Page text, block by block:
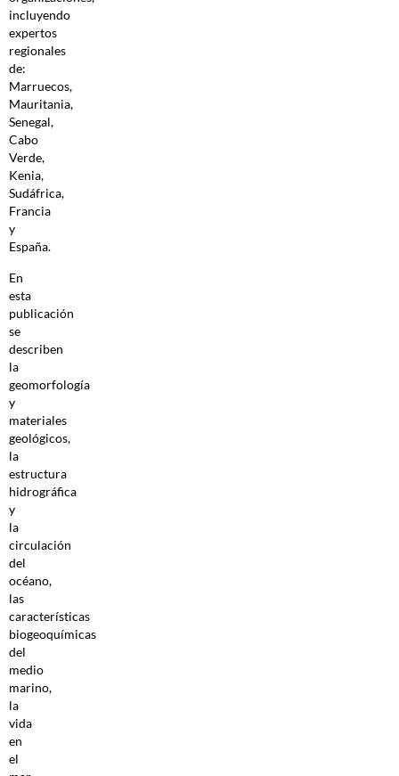
incluyendo
expertos
regionales
de:
Marruecos,
Mauritania,
Senegal,
Cabo
Verde,
Kenia,
Sudáfrica,
Francia
y
España.
En
esta
publicación
se
describen
la
geomorfología
y
materiales
geológicos,
la
estructura
hidrográfica
y
la
circulación
del
océano,
las
características
biogeoquímicas
del
medio
marino,
la
vida
en
el